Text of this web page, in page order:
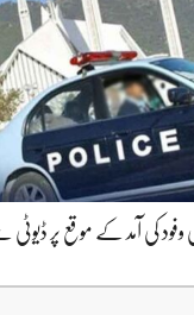
وفود کی آمد کے موقع پر